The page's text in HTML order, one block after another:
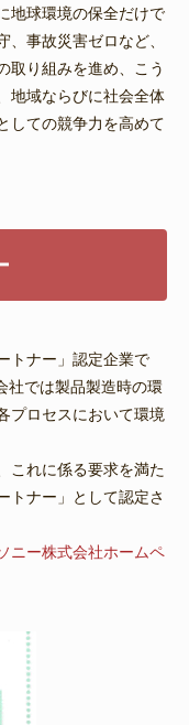
地球環境の保全だけで
事故災害ゼロなど、
取り組みを進め、こう
地域ならびに社会全体
しての競争力を高めて
トナー」認定企業で
社では製品製造時の環
プロセスにおいて環境
これに係る要求を満た
トナー」として認定さ
ニー株式会社ホームペ